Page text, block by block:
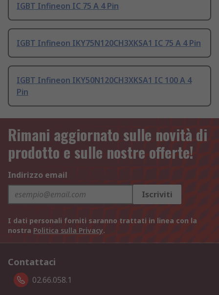
IGBT Infineon IC 75 A 4 Pin
IGBT Infineon IKY75N120CH3XKSA1 IC 75 A 4 Pin
IGBT Infineon IKY50N120CH3XKSA1 IC 100 A 4
Pin
Rimani aggiornato sulle novità di
prodotto e sulle nostre offerte!
Indirizzo email
Iscriviti
I dati personali forniti saranno trattati in linea con la
nostra Politica sulla Privacy.
Contattaci
02.66.058.1